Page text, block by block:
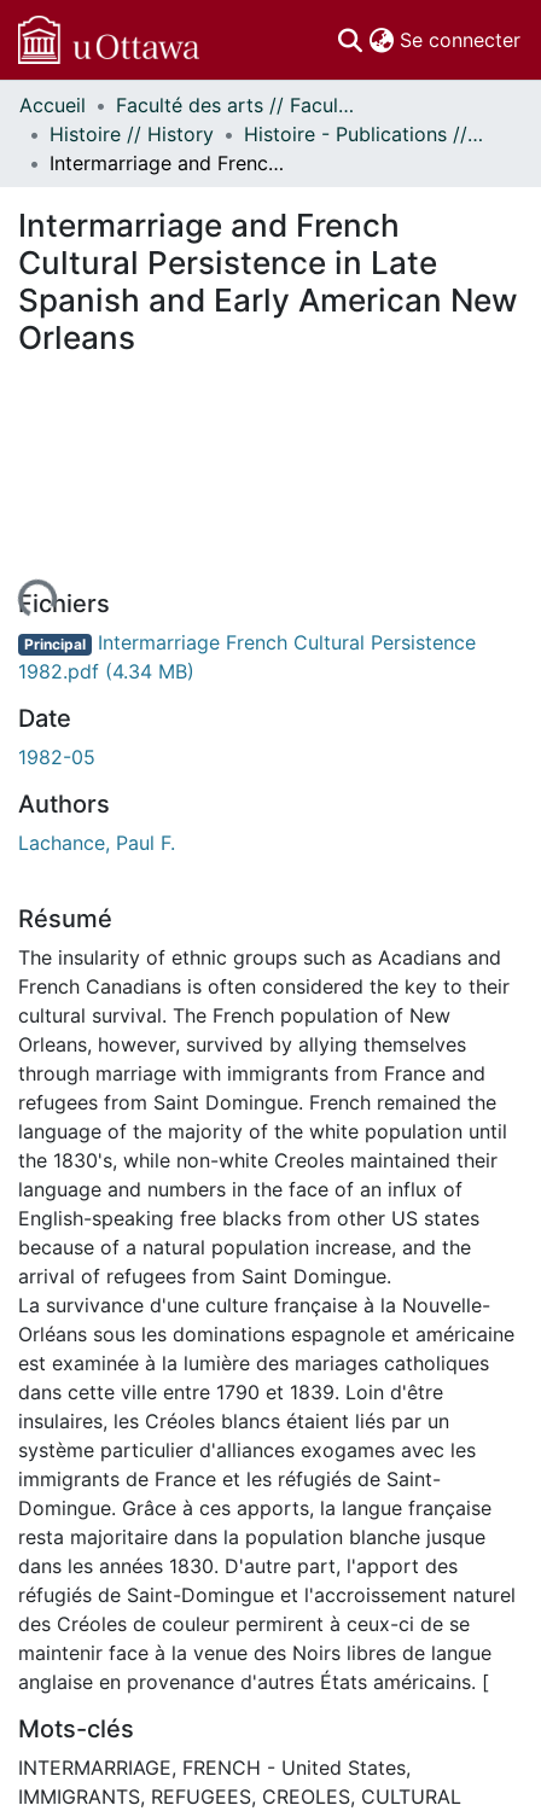
Se connecter
Communautés
et collections
Parcourir
À propos
Accueil
Faculté des arts // Faculty of Arts
Histoire // History
Histoire - Publications // History - Publications
Intermarriage and French Cultural Persistence in Late Spanish and Early American New Orleans
Intermarriage and French
Cultural Persistence in Late
Spanish and Early American New
Orleans
Fichiers
Principal Intermarriage French Cultural Persistence
1982.pdf (4.34 MB)
Date
1982-05
Authors
Lachance, Paul F.
Résumé
The insularity of ethnic groups such as Acadians and
French Canadians is often considered the key to their
cultural survival. The French population of New
Orleans, however, survived by allying themselves
through marriage with immigrants from France and
refugees from Saint Domingue. French remained the
language of the majority of the white population until
the 1830's, while non-white Creoles maintained their
language and numbers in the face of an influx of
English-speaking free blacks from other US states
because of a natural population increase, and the
arrival of refugees from Saint Domingue.
La survivance d'une culture française à la Nouvelle-
Orléans sous les dominations espagnole et américaine
est examinée à la lumière des mariages catholiques
dans cette ville entre 1790 et 1839. Loin d'être
insulaires, les Créoles blancs étaient liés par un
système particulier d'alliances exogames avec les
immigrants de France et les réfugiés de Saint-
Domingue. Grâce à ces apports, la langue française
resta majoritaire dans la population blanche jusque
dans les années 1830. D'autre part, l'apport des
réfugiés de Saint-Domingue et l'accroissement naturel
des Créoles de couleur permirent à ceux-ci de se
maintenir face à la venue des Noirs libres de langue
anglaise en provenance d'autres États américains. [
Mots-clés
INTERMARRIAGE, FRENCH - United States,
IMMIGRANTS, REFUGEES, CREOLES, CULTURAL